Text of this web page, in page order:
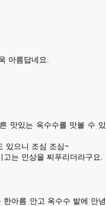
아름답네요.
맛있는 옥수수를 맛볼 수 있
있으니 조심 조심~
는 인상을 찌푸리더라구요.
아름 안고 옥수수 밭에 안녕